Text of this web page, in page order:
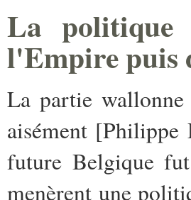
La politique
l'Empire puis
La partie
aisément
future Belgique
menèrent une